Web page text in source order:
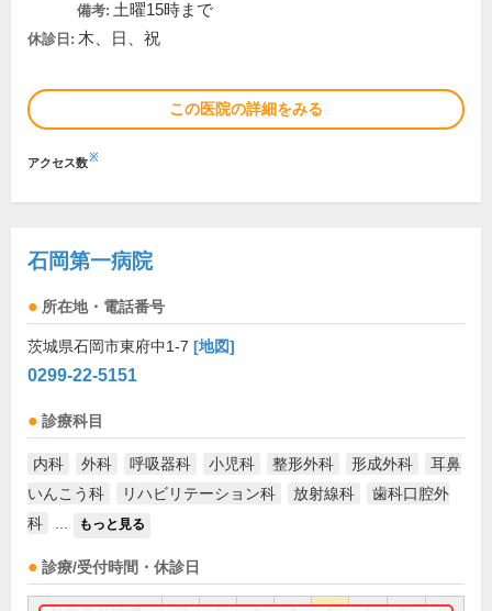
備考: 土曜15時まで
休診日: 木、日、祝
この医院の詳細をみる
アクセス数※
石岡第一病院
所在地・電話番号
茨城県石岡市東府中1-7 [地図]
0299-22-5151
診療科目
内科 外科 呼吸器科 小児科 整形外科 形成外科
耳鼻
いんこう科
リハビリテーション科 放射線科
歯科口腔外
科
もっと見る
診療/受付時間・休診日